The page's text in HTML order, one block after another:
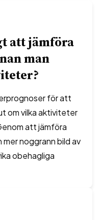
att jämföra
man
för att
om vilka aktiviteter
att jämföra
mer noggrann bild av
obehagliga